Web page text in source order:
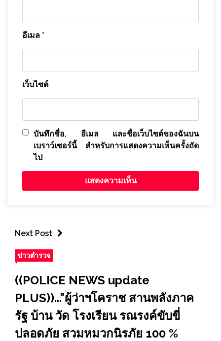
อีเมล *
เว็บไซต์
บันทึกชื่อ, อีเมล และชื่อเว็บไซต์ของฉันบน
เบราว์เซอร์นี้ สำหรับการแสดงความเห็นครั้งถัด
ไป
Next Post
ข่าวตำรวจ
((POLICE NEWS update
PLUS))..."ผู้ว่าฯโคราช สานพลังภาค
รัฐ บ้าน วัด โรงเรียน รณรงค์ขับขี่
ปลอดภัย สวมหมวกนิรภัย 100 %